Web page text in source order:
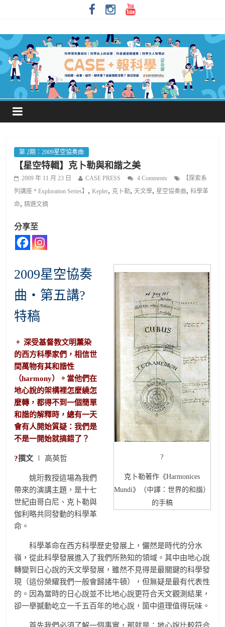
第 2期：2009星空協奏曲
【星空特輯】克卜勒與和諧之美
2009 年 11 月 23 日 CASE PRESS 4 Comments
【探索系
列講座 * Exploration Series】 ,Kepler, 克卜勒, 天文學, 星空協奏曲,科學革
命,精選文摘
分享至
?
克卜勒著作《Harmonices
Mundi》（中譯：世界的和諧）
的手稿
2009星空協奏
曲‧第五講?
特稿
。 深受基督教文明薰染
的西方科學家們，相信世
間萬物有其和諧性
（harmony）。當他們在
地心說的架構裡怎麼繞怎
麼轉，都得不到一個簡單
和諧的解釋時，總有一天
會有人開始質疑：我們是
不是一開始就搞錯了？
?撰文 ∣ 高英哲
姚珩教授這場為我們
帶來的演講主題，是十七
世紀由哥白尼、克卜勒與
伽利略共同發動的科學革
命。
科學革命在西方科學歷史發展上，儼然是時代的分水
嶺，從此科學發展進入了我們所熟知的領域。其中由地心說
轉變到日心說的天文學發展，雖然不見得是最關鍵的科學發
現（這份榮耀我們一般會歸諸牛頓），但無疑是最有代表性
的。因為當時的日心說並不比地心說更符合天文觀測結果，
卻一舉撼動屹立一千五百年的地心說，箇中道理值得玩味。